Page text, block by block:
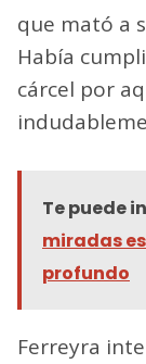
que mató a
Había
cárcel por
Te puede
miradas
profundo
Ferreyra